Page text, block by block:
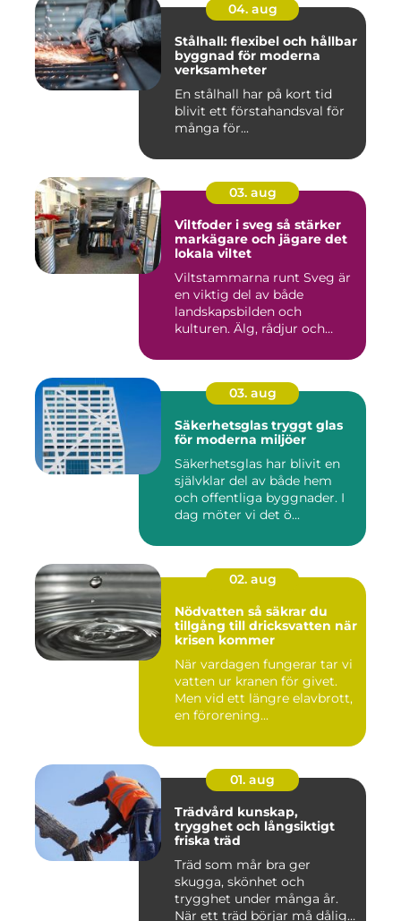
04. aug
Stålhall: flexibel och hållbar
byggnad för moderna
verksamheter
En stålhall har på kort tid
blivit ett förstahandsval för
många för...
03. aug
Viltfoder i sveg så stärker
markägare och jägare det
lokala viltet
Viltstammarna runt Sveg är
en viktig del av både
landskapsbilden och
kulturen. Älg, rådjur och
03. aug
Säkerhetsglas tryggt glas
för moderna miljöer
Säkerhetsglas har blivit en
självklar del av både hem
och offentliga byggnader. I
dag möter vi det ö...
02. aug
Nödvatten så säkrar du
tillgång till dricksvatten när
krisen kommer
När vardagen fungerar tar vi
vatten ur kranen för givet.
Men vid ett längre elavbrott,
en förorening...
01. aug
Trädvård kunskap,
trygghet och långsiktigt
friska träd
Träd som mår bra ger
skugga, skönhet och
trygghet under många år.
När ett träd börjar må dåligt